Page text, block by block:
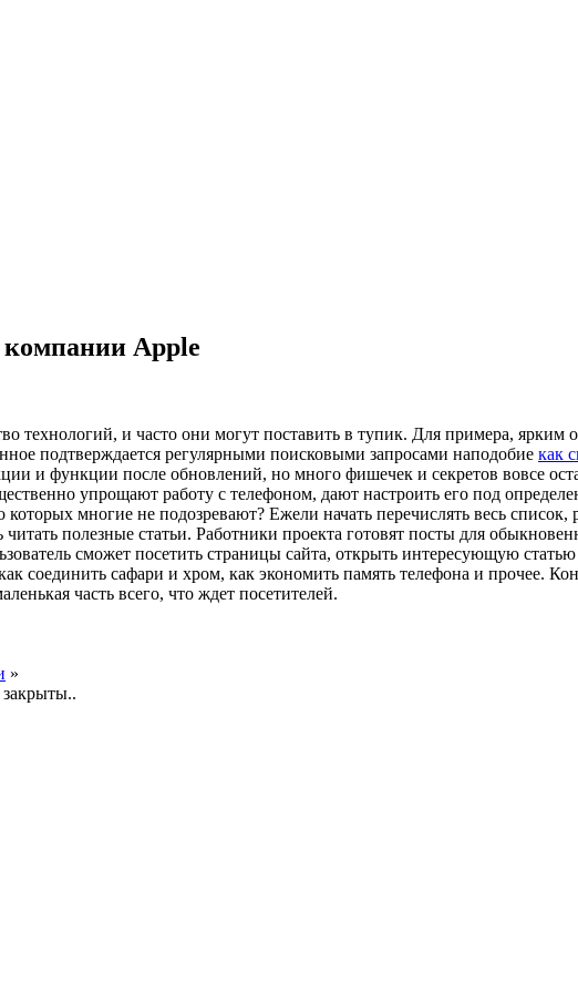
Apple
технологий, и часто они могут поставить в тупик. Для примера, ярким
подтверждается регулярными поисковыми запросами наподобие как
и функции после обновлений, но много фишечек и секретов вовсе
упрощают работу с телефоном, дают настроить его под
многие не подозревают? Ежели начать перечислять весь список,
полезные статьи. Работники проекта готовят посты для
сможет посетить страницы сайта, открыть интересующую
соединить сафари и хром, как экономить память телефона и прочее.
часть всего, что ждет посетителей.
»